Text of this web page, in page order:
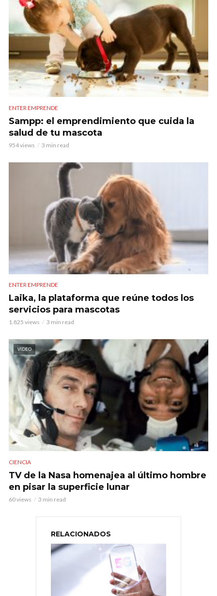
ENTER EMPRENDE
Sampp: el emprendimiento que cuida la
salud de tu mascota
954 views 3 min read
ENTER EMPRENDE
Laika, la plataforma que reúne todos los
servicios para mascotas
1.825 views 3 min read
VIDEO
CIENCIA
TV de la Nasa homenajea al último hombre
en pisar la superficie lunar
60 views 3 min read
RELACIONADOS